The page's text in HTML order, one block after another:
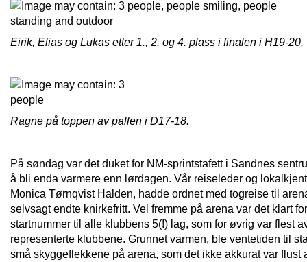
Eirik, Elias og Lukas etter 1., 2. og 4. plass i finalen i H19-20.
Ragne på toppen av pallen i D17-18.
På søndag var det duket for NM-sprintstafett i Sandnes
å bli enda varmere enn lørdagen. Vår reiseleder og
Monica Tørnqvist Halden, hadde ordnet med togreise til
selvsagt endte knirkefritt. Vel fremme på arena var det klart
startnummer til alle klubbens 5(!) lag, som for øvrig var flest
representerte klubbene. Grunnet varmen, ble ventetiden til
små skyggeflekkene på arena, som det ikke akkurat var flust